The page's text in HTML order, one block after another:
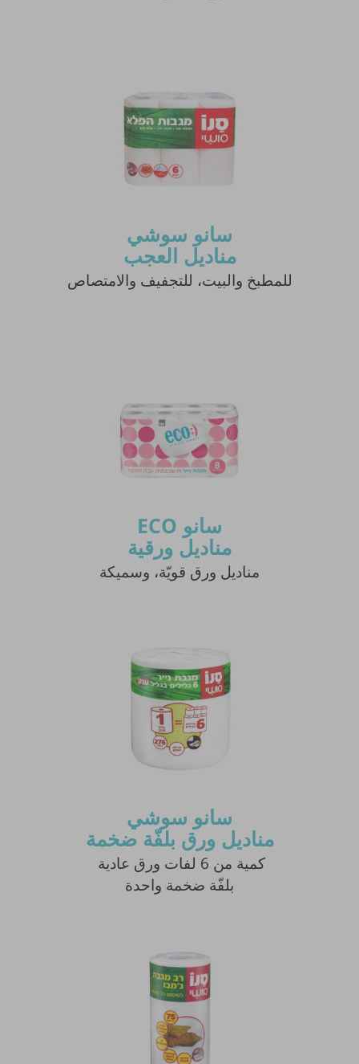
سانو سوشي
مناديل العجب
للمطبخ والبيت، للتجفيف والامتصاص
سانو ECO
مناديل ورقية
مناديل ورق قويّة، وسميكة
سانو سوشي
مناديل ورق بلفّة ضخمة
كمية من 6 لفات ورق عادية
بلفّة ضخمة واحدة